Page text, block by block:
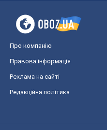
Про компанію
Правова інформація
Реклама на сайті
Редакційна політика